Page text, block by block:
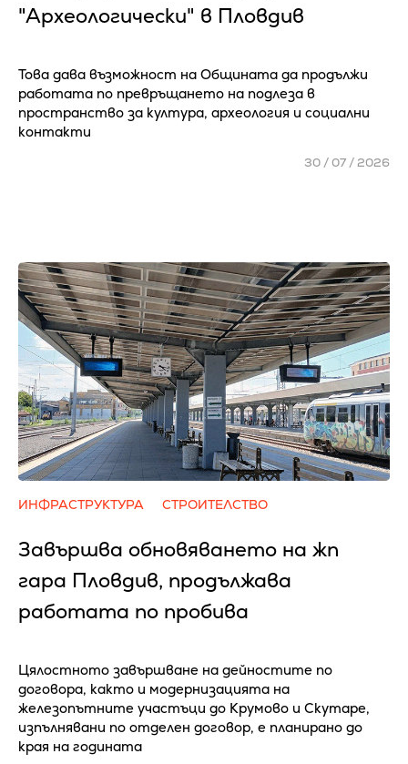
"Археологически" в Пловдив
Това дава възможност на Общината да продължи
работата по превръщането на подлеза в
пространство за култура, археология и социални
контакти
30 / 07 / 2026
ИНФРАСТРУКТУРА СТРОИТЕЛСТВО
Завършва обновяването на жп
гара Пловдив, продължава
работата по пробива
Цялостното завършване на дейностите по
договора, както и модернизацията на
железопътните участъци до Крумово и Скутаре,
изпълнявани по отделен договор, е планирано до
края на годината